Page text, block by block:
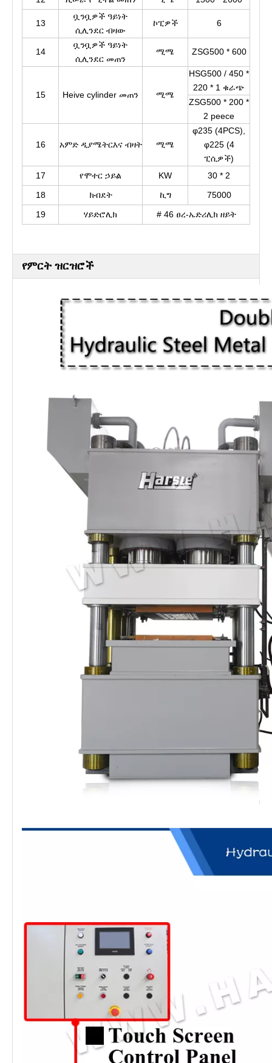
13
ቧንቧዎች ዓይነት
ሲሊንደር ብዛው
ኮፒዎች 6
14
ቧንቧዎች ዓይነት
ሲሊንደር መጠን
ሚሜ ZSG500 * 600
15 Heive cylinder መጠን ሚሜ
HSG500 / 450 *
220 * 1 ቁራጭ
ZSG500 * 200 *
2 peece
16 አምድ ዲያሜትርእና ብዛት ሚሜ
φ235 (4PCS),
φ225 (4
ፒሲዎች)
17
የሞተር ኃይል KW
30 * 2
18
ክብደት ኪግ
75000
19
ሃይድሮሊክ # 46 ፀረ-ኤድሪሊክ ዘይት
የምርት ዝርዝሮች